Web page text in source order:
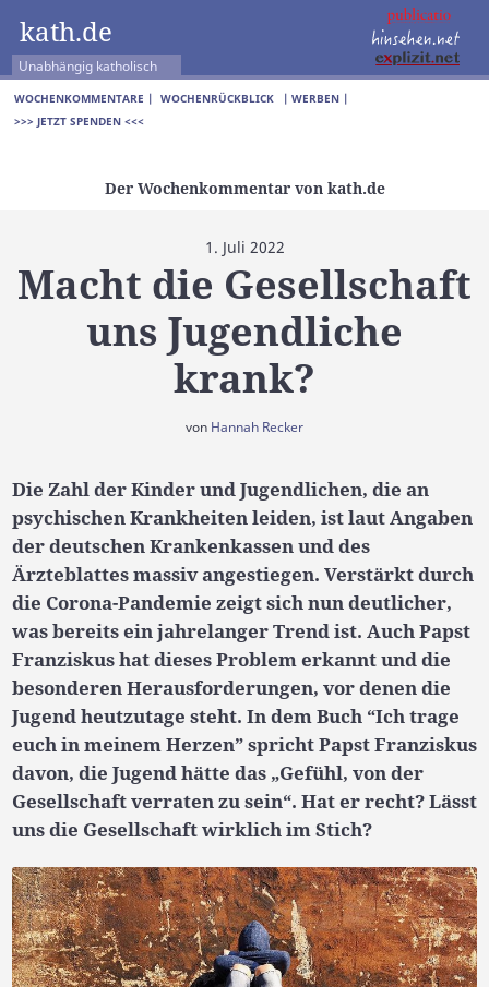
kath.de
Unabhängig katholisch
WOCHENKOMMENTARE | WOCHENRÜCKBLICK
| WERBEN |
>>> JETZT SPENDEN <<<
Der Wochenkommentar von kath.de
1. Juli 2022
Macht die Gesellschaft
uns Jugendliche
krank?
von Hannah Recker
Die Zahl der Kinder und Jugendlichen, die an
psychischen Krankheiten leiden, ist laut Angaben
der deutschen Krankenkassen und des
Ärzteblattes massiv angestiegen. Verstärkt durch
die Corona-Pandemie zeigt sich nun deutlicher,
was bereits ein jahrelanger Trend ist. Auch Papst
Franziskus hat dieses Problem erkannt und die
besonderen Herausforderungen, vor denen die
Jugend heutzutage steht. In dem Buch “Ich trage
euch in meinem Herzen” spricht Papst Franziskus
davon, die Jugend hätte das „Gefühl, von der
Gesellschaft verraten zu sein“. Hat er recht? Lässt
uns die Gesellschaft wirklich im Stich?